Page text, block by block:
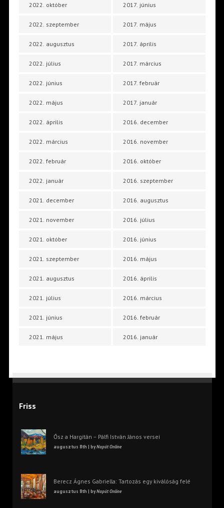
2022. október
2022. szeptember
2022. augusztus
2022. július
2022. június
2022. május
2022. április
2022. március
2022. február
2022. január
2021. december
2021. november
2021. október
2021. szeptember
2021. augusztus
2021. július
2021. június
2021. május
2017. június
2017. május
2017. április
2017. március
2017. február
2017. január
2016. december
2016. november
2016. október
2016. szeptember
2016. augusztus
2016. július
2016. június
2016. május
2016. április
2016. március
2016. február
2016. január
Friss
Ősz a Hargitán – Pálfi István János versei
augusztus 8th | byNapút Online
Berecz Ágnes Gabriella: Tartozás egy kiválóság felé
augusztus 8th | byNapút Online